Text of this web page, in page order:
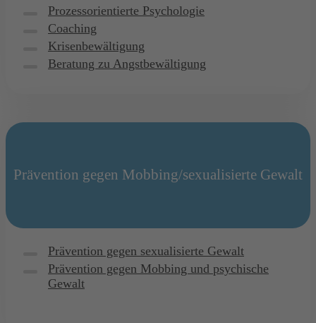
Prozessorientierte Psychologie
Coaching
Krisenbewältigung
Beratung zu Angstbewältigung
Prävention gegen Mobbing/sexualisierte Gewalt
Prävention gegen sexualisierte Gewalt
Prävention gegen Mobbing und psychische
Gewalt